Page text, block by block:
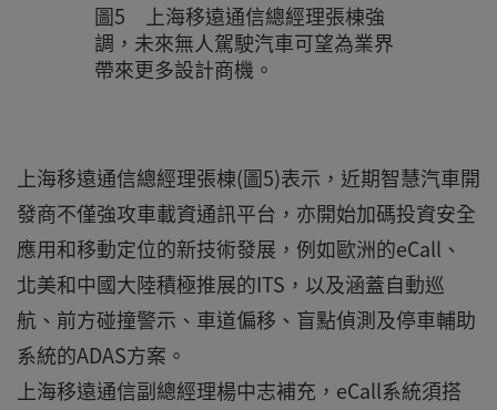
圖5 上海移遠通信總經理張棟強
調，未來無人駕駛汽車可望為業界
帶來更多設計商機。
上海移遠通信總經理張棟(圖5)表示，近期智慧汽車開
發商不僅強攻車載資通訊平台，亦開始加碼投資安全
應用和移動定位的新技術發展，例如歐洲的eCall、
北美和中國大陸積極推展的ITS，以及涵蓋自動巡
航、前方碰撞警示、車道偏移、盲點偵測及停車輔助
系統的ADAS方案。
上海移遠通信副總經理楊中志補充，eCall系統須搭